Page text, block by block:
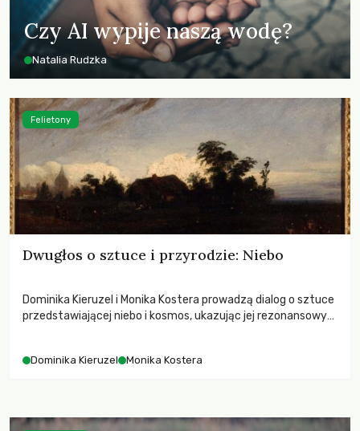
Czy AI wypije naszą wodę?
Natalia Rudzka
Dwugłos o sztuce i przyrodzie: Niebo
Dominika Kieruzel i Monika Kostera prowadzą dialog o sztuce
przedstawiającej niebo i kosmos, ukazując jej rezonansowy
Dominika Kieruzel Monika Kostera
Felietony